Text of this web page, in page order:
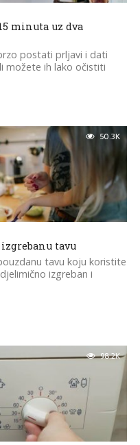
minuta uz dva
postati prljavi i dati
možete ih lako očistiti
50.3K
tavu
tavu koju koristite
izgreban i
98.2K